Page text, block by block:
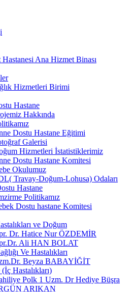
Hastanesi Ana Hizmet Binası
Hizmetleri Birimi
Hastane
Hakkında
Dostu Hastane Eğitimi
Galerisi
Hizmetleri İstatistiklerimiz
Dostu Hastane Komitesi
Okulumuz
Travay-Doğum-Lohusa) Odaları
Hastane
Politikamız
Dostu hastane Komitesi
ve Doğum
Dr. Hatice Nur ÖZDEMİR
Ali HAN BOLAT
Ve Hastalıkları
Beyza BABAYİĞİT
Hastalıkları)
Polk 1 Uzm. Dr Hediye Büşra
ARIKAN